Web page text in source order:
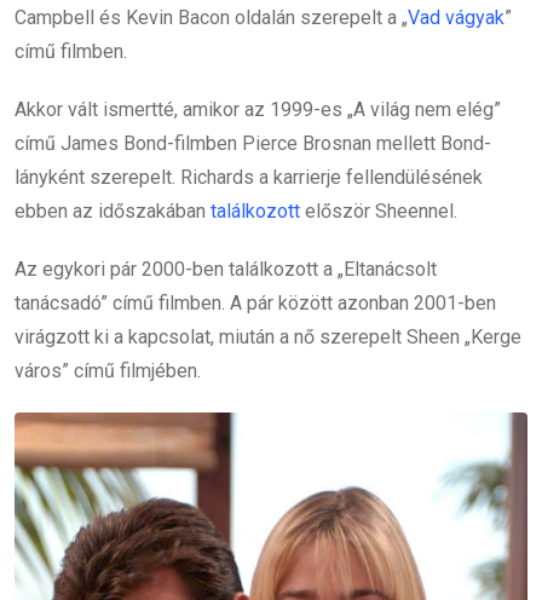
Campbell és Kevin Bacon oldalán szerepelt a „Vad vágyak”
című filmben.
Akkor vált ismertté, amikor az 1999-es „A világ nem elég”
című James Bond-filmben Pierce Brosnan mellett Bond-
lányként szerepelt. Richards a karrierje fellendülésének
ebben az időszakában találkozott először Sheennel.
Az egykori pár 2000-ben találkozott a „ Eltanácsolt
tanácsadó” című filmben. A pár között azonban 2001-ben
virágzott ki a kapcsolat, miután a nő szerepelt Sheen „ Kerge
város” című filmjében.